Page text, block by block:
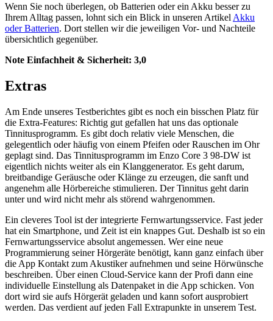
Wenn Sie noch überlegen, ob Batterien oder ein Akku besser zu
Ihrem Alltag passen, lohnt sich ein Blick in unseren Artikel Akku
oder Batterien. Dort stellen wir die jeweiligen Vor- und Nachteile
übersichtlich gegenüber.
Note Einfachheit & Sicherheit: 3,0
Extras
Am Ende unseres Testberichtes gibt es noch ein bisschen Platz für
die Extra-Features: Richtig gut gefallen hat uns das optionale
Tinnitusprogramm. Es gibt doch relativ viele Menschen, die
gelegentlich oder häufig von einem Pfeifen oder Rauschen im Ohr
geplagt sind. Das Tinnitusprogramm im Enzo Core 3 98-DW ist
eigentlich nichts weiter als ein Klanggenerator. Es geht darum,
breitbandige Geräusche oder Klänge zu erzeugen, die sanft und
angenehm alle Hörbereiche stimulieren. Der Tinnitus geht darin
unter und wird nicht mehr als störend wahrgenommen.
Ein cleveres Tool ist der integrierte Fernwartungsservice. Fast jeder
hat ein Smartphone, und Zeit ist ein knappes Gut. Deshalb ist so ein
Fernwartungsservice absolut angemessen. Wer eine neue
Programmierung seiner Hörgeräte benötigt, kann ganz einfach über
die App Kontakt zum Akustiker aufnehmen und seine Hörwünsche
beschreiben. Über einen Cloud-Service kann der Profi dann eine
individuelle Einstellung als Datenpaket in die App schicken. Von
dort wird sie aufs Hörgerät geladen und kann sofort ausprobiert
werden. Das verdient auf jeden Fall Extrapunkte in unserem Test.